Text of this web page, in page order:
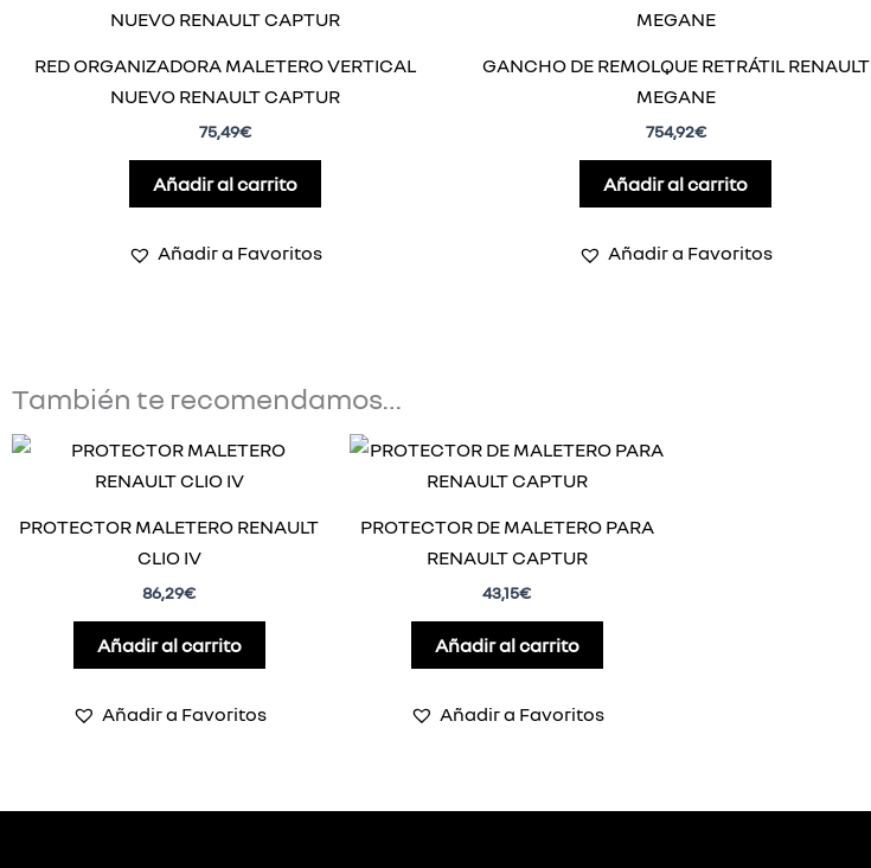
RED ORGANIZADORA MALETERO VERTICAL
NUEVO RENAULT CAPTUR
75,49€
Añadir al carrito
Añadir a Favoritos
GANCHO DE REMOLQUE RETRÁTIL RENAULT
MEGANE
754,92€
Añadir al carrito
Añadir a Favoritos
También te recomendamos…
PROTECTOR MALETERO RENAULT
CLIO IV
86,29€
Añadir al carrito
Añadir a Favoritos
PROTECTOR DE MALETERO PARA
RENAULT CAPTUR
43,15€
Añadir al carrito
Añadir a Favoritos